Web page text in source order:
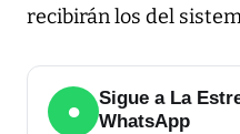
recibirán los del
●
Sigue a La
WhatsApp